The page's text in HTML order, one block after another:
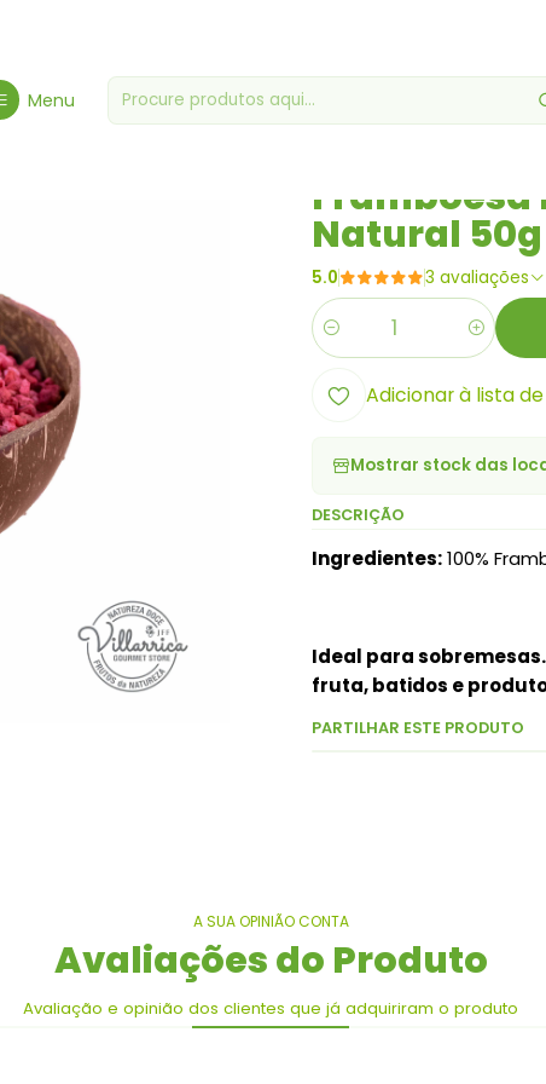
Menu
Framboesa
Natural 50g
5.0 3 avaliações
Quantidade
Adicionar à lista
Mostrar stock das
DESCRIÇÃO
Ingredientes:100%
Ideal para
fruta, batidos e
PARTILHAR ESTE PRODUTO
A SUA OPINIÃO CONTA
Avaliações do Produto
Avaliação e opinião dos clientes que já adquiriram o produto